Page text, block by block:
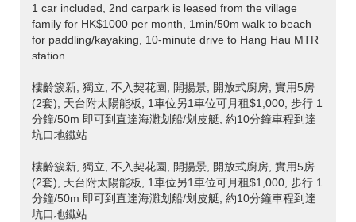
1 car included, 2nd carpark is leased from the village
family for HK$1000 per month, 1min/50m walk to beach
for paddling/kayaking, 10-minute drive to Hang Hau MTR
station
樓齡簇新, 獨立, 不入契花園, 開揚景, 開放式廚房, 實用5房
(2套), 天台附太陽能板, 1車位另1車位可月租$1,000, 步行 1
分鐘/50m 即可到直達海灘划船/划皮艇, 約10分鐘車程到達
坑口地鐵站
樓齡簇新, 獨立, 不入契花園, 開揚景, 開放式廚房, 實用5房
(2套), 天台附太陽能板, 1車位另1車位可月租$1,000, 步行 1
分鐘/50m 即可到直達海灘划船/划皮艇, 約10分鐘車程到達
坑口地鐵站